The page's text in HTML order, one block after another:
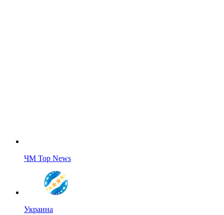
ЧМ Top News
Украина